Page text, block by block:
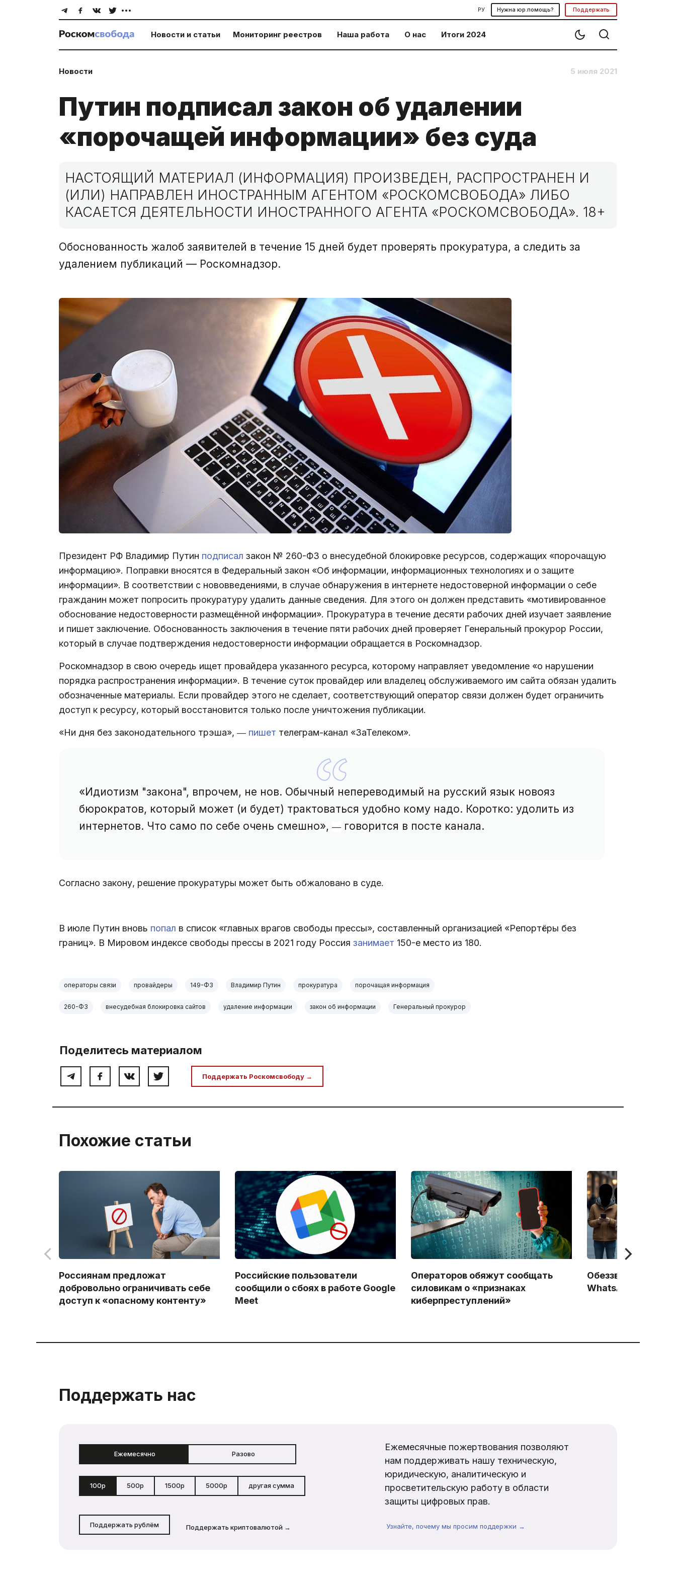
РУ Нужна юр.помощь? Поддержать
Новости и статьи Мониторинг реестров Наша работа О нас Итоги 2024
Новости 5 июля 2021
Путин подписал закон об удалении
«порочащей информации» без суда
НАСТОЯЩИЙ МАТЕРИАЛ (ИНФОРМАЦИЯ) ПРОИЗВЕДЕН, РАСПРОСТРАНЕН И
(ИЛИ) НАПРАВЛЕН ИНОСТРАННЫМ АГЕНТОМ «РОСКОМСВОБОДА» ЛИБО
КАСАЕТСЯ ДЕЯТЕЛЬНОСТИ ИНОСТРАННОГО АГЕНТА «РОСКОМСВОБОДА». 18+
Обоснованность жалоб заявителей в течение 15 дней будет проверять прокуратура, а следить за
удалением публикаций — Роскомнадзор.
Президент РФ Владимир Путин подписал закон № 260-ФЗ о внесудебной блокировке ресурсов, содержащих «порочащую
информацию». Поправки вносятся в Федеральный закон «Об информации, информационных технологиях и о защите
информации». В соответствии с нововведениями, в случае обнаружения в интернете недостоверной информации о себе
гражданин может попросить прокуратуру удалить данные сведения. Для этого он должен представить «мотивированное
обоснование недостоверности размещённой информации». Прокуратура в течение десяти рабочих дней изучает заявление
и пишет заключение. Обоснованность заключения в течение пяти рабочих дней проверяет Генеральный прокурор России,
который в случае подтверждения недостоверности информации обращается в Роскомнадзор.
Роскомнадзор в свою очередь ищет провайдера указанного ресурса, которому направляет уведомление «о нарушении
порядка распространения информации». В течение суток провайдер или владелец обслуживаемого им сайта обязан удалить
обозначенные материалы. Если провайдер этого не сделает, соответствующий оператор связи должен будет ограничить
доступ к ресурсу, который восстановится только после уничтожения публикации.
«Ни дня без законодательного трэша», — пишет телеграм-канал «ЗаТелеком».
«Идиотизм "закона", впрочем, не нов. Обычный непереводимый на русский язык новояз
бюрократов, который может (и будет) трактоваться удобно кому надо. Коротко: удолить из
интернетов. Что само по себе очень смешно», — говорится в посте канала.
Согласно закону, решение прокуратуры может быть обжаловано в суде.
В июле Путин вновь попал в список «главных врагов свободы прессы», составленный организацией «Репортёры без
границ». В Мировом индексе свободы прессы в 2021 году Россия занимает 150-е место из 180.
операторы связи провайдеры 149-ФЗ Владимир Путин прокуратура порочащая информация
260-ФЗ внесудебная блокировка сайтов удаление информации закон об информации Генеральный прокурор
Поделитесь материалом
Поддержать Роскомсвободу →
Похожие статьи
Россиянам предложат
добровольно ограничивать себе
доступ к «опасному контенту»
Российские пользователи
сообщили о сбоях в работе Google
Meet
Операторов обяжут сообщать
силовикам о «признаках
киберпреступлений»
Обеззвучивание
WhatsApp: Начало
Поддержать нас
Ежемесячно Разово
100р 500р 1500р 5000р другая сумма
Поддержать рублём Поддержать криптовалютой →
Ежемесячные пожертвования позволяют
нам поддерживать нашу техническую,
юридическую, аналитическую и
просветительскую работу в области
защиты цифровых прав.
Узнайте, почему мы просим поддержки →